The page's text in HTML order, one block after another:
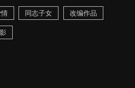
同志子女 改编作品